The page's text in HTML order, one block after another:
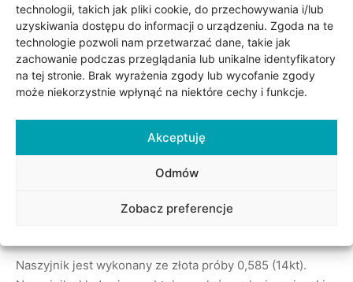
technologii, takich jak pliki cookie, do przechowywania i/lub
uzyskiwania dostępu do informacji o urządzeniu. Zgoda na te
technologie pozwoli nam przetwarzać dane, takie jak
zachowanie podczas przeglądania lub unikalne identyfikatory
na tej stronie. Brak wyrażenia zgody lub wycofanie zgody
może niekorzystnie wpłynąć na niektóre cechy i funkcje.
Akceptuję
Odmów
Zobacz preferencje
Udostępnij
Naszyjnik jest wykonany ze złota próby 0,585 (14kt).